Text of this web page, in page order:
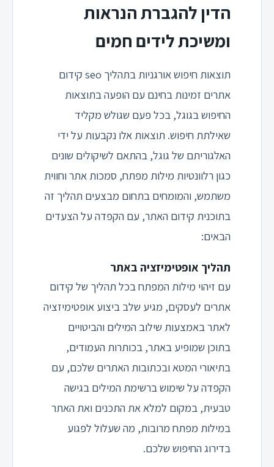
הדין להגברת הנראות
ומשיכת לידים חמים
תוצאות חיפוש אורגניות בתהליך seo קידום
אתרים זמינות בחינם עם הופעה בתוצאות
החיפוש בגוגל, בכל פעם שגולש מקליד
שאילתת חיפוש. תוצאות אלו נקבעות על ידי
האלגוריתם של גוגל, בהתאם לשיקולים שונים
כגון רלוונטיות מילות מפתח, סמכות אתר וחווית
משתמש, והמומחים בתחום מבצעים תהליך זה
בתוכנית קידום האתר, עם הקפדה על הצעדים
הבאים:
תהליך אופטימיזציה באתר
עם זיהוי מילות המפתח בכל תהליך של קידום
אתרים לעסקים, מגיע שלב ביצוע אופטימיזציה
לאתר באמצעות שילוב המילים והביטויים
בתוכן שמופיע באתר, בכותרות העמודים,
בתיאורי המטא ובכתובות האתרים שלכם, עם
הקפדה על שימוש ברשימת המילים בגישה
טבעית, במקום למלא את התכנים ואת האתר
במילות מפתח מרובות, מה שעלול לפגוע
בדירוג החיפוש שלכם.